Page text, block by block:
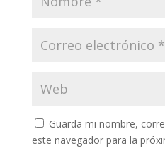
Guarda mi nombre,
este navegador para la